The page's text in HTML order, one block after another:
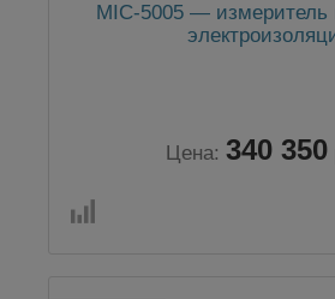
MIC-5005 — измеритель
Цена: 340 350